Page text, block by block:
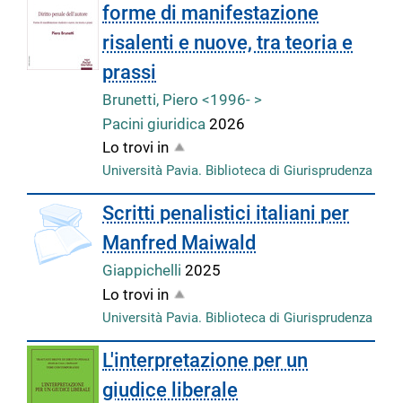
forme di manifestazione
risalenti e nuove, tra teoria e
prassi
Brunetti, Piero <1996- >
Pacini giuridica2026
Lo trovi in
Università Pavia. Biblioteca di Giurisprudenza
Scritti penalistici italiani per
Manfred Maiwald
Giappichelli2025
Lo trovi in
Università Pavia. Biblioteca di Giurisprudenza
L'interpretazione per un
giudice liberale